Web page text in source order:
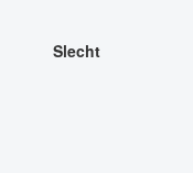
Slecht